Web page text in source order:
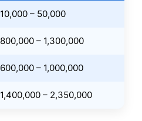
10,000 – 50,000
800,000 – 1,300,000
600,000 – 1,000,000
1,400,000 – 2,350,000